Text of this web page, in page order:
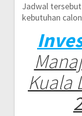
Jadwal
kebutuhan
Kuala